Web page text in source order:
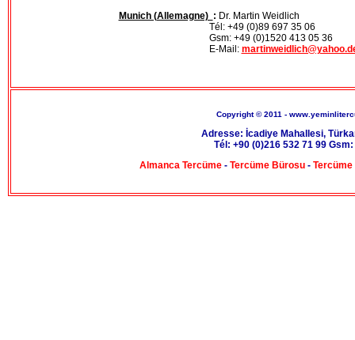
Munich (Allemagne) : Dr. Martin Weidlich
Tél: +49 (0)89 697 35
Gsm: +49 (0)1520 413
E-Mail:
Copyright © 2011 -
Adresse: İcadiye Mahallesi,
Tél: +90 (0)216 532 71 99
Almanca Tercüme - Tercüme Bürosu - Tercüme